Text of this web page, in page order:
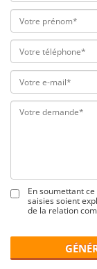
En soumettant
saisies soient
de la relation